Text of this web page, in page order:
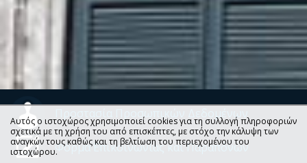
Προστασία Προσωπικών Δεδομένων
Φόρμα Επικοινωνίας και Παραπόνων
Αυτός ο ιστοχώρος χρησιμοποιεί cookies για τη συλλογή πληροφοριών
σχετικά με τη χρήση του από επισκέπτες, με στόχο την κάλυψη των
αναγκών τους καθώς και τη βελτίωση του περιεχομένου του
ιστοχώρου.